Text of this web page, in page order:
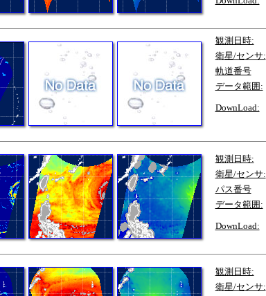
観測日時:
衛星/センサ:
軌道番号
データ範囲:
DownLoad:
観測日時:
衛星/センサ:
パス番号
データ範囲:
DownLoad:
観測日時:
衛星/センサ: